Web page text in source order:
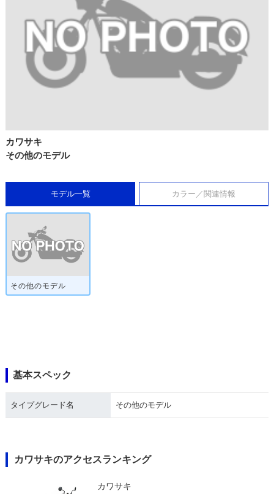
カワサキ
その他のモデル
モデル一覧 カラー／関連情報
その他のモデル
基本スペック
タイプグレード名 その他のモデル
カワサキのアクセスランキング
カワサキ